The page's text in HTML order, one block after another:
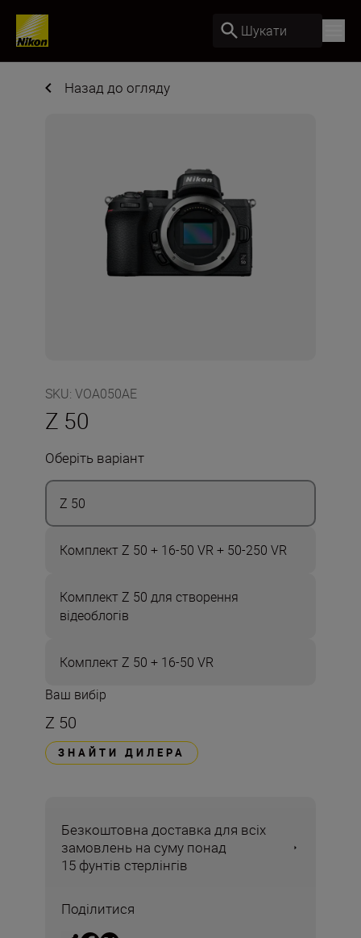
Шукати
Назад до огляду
SKU: VOA050AE
Z 50
Оберіть варіант
Z 50
Комплект Z 50 + 16-50 VR + 50-250 VR
Комплект Z 50 для створення
відеоблогів
Комплект Z 50 + 16-50 VR
Ваш вибір
Z 50
ЗНАЙТИ ДИЛЕРА
Безкоштовна доставка для всіх
замовлень на суму понад
15 фунтів стерлінгів
Поділитися